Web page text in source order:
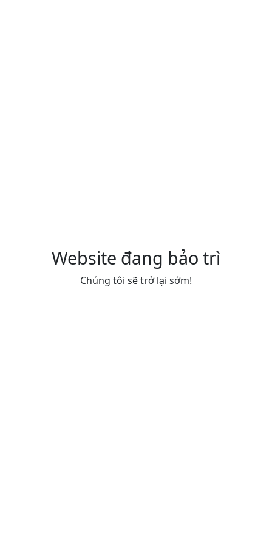
Website đang bảo trì
Chúng tôi sẽ trở lại sớm!